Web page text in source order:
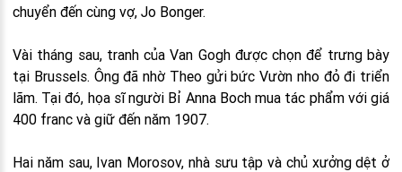
chuyển đến cùng vợ, Jo Bonger.
Vài tháng sau, tranh của Van Gogh được chọn để trưng bày
tại Brussels. Ông đã nhờ Theo gửi bức Vườn nho đỏ đi triển
lãm. Tại đó, họa sĩ người Bỉ Anna Boch mua tác phẩm với giá
400 franc và giữ đến năm 1907.
Hai năm sau, Ivan Morosov, nhà sưu tập và chủ xưởng dệt ở